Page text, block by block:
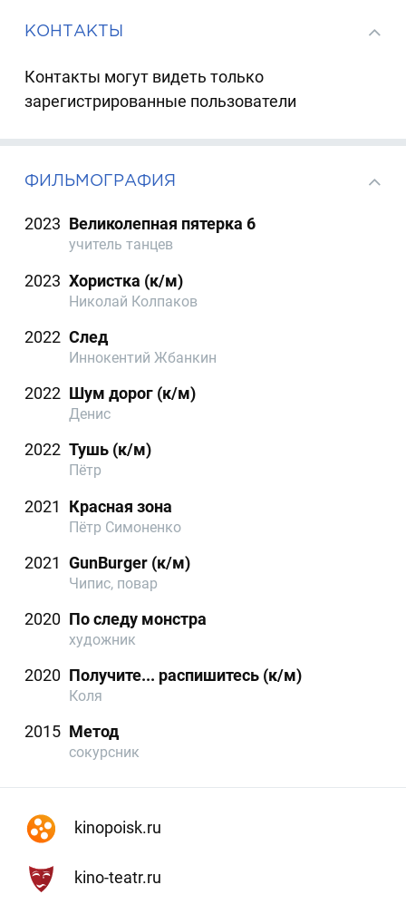
КОНТАКТЫ
Контакты могут видеть только
зарегистрированные пользователи
ФИЛЬМОГРАФИЯ
2023 Великолепная пятерка 6
учитель танцев
2023 Хористка (к/м)
Николай Колпаков
2022 След
Иннокентий Жбанкин
2022 Шум дорог (к/м)
Денис
2022 Тушь (к/м)
Пётр
2021 Красная зона
Пётр Симоненко
2021 GunBurger (к/м)
Чипис, повар
2020 По следу монстра
художник
2020 Получите... распишитесь (к/м)
Коля
2015 Метод
сокурсник
kinopoisk.ru
kino-teatr.ru